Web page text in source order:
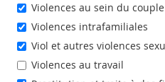
Violences au sein du couple
Violences intrafamiliales
Viol et autres violences
Violences au travail